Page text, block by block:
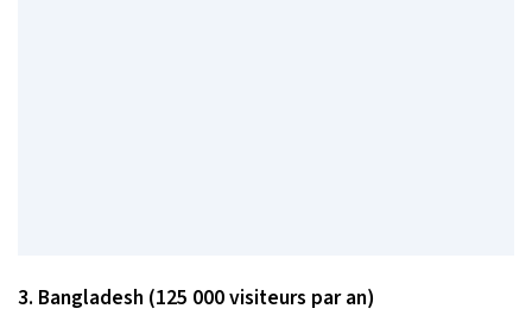
3. Bangladesh (125 000 visiteurs par an)